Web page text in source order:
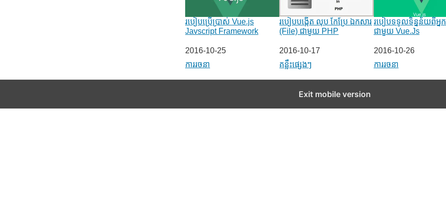
របៀបប្រើប្រាស់ Vue.js
Javscript Framework
Date
2016-10-25
In relation to
ការរចនា
របៀបបង្កើត លុប កែប្រែ ឯកសារ
(File) ជាមូយ PHP
Date
2016-10-17
In relation to
គន្លឹះផ្សេងៗ
របៀបទទូលទិន្នន័យពីអ្នក
ជាមួយ Vue.Js
Date
2016-10-26
In relation to
ការរចនា
Exit mobile version